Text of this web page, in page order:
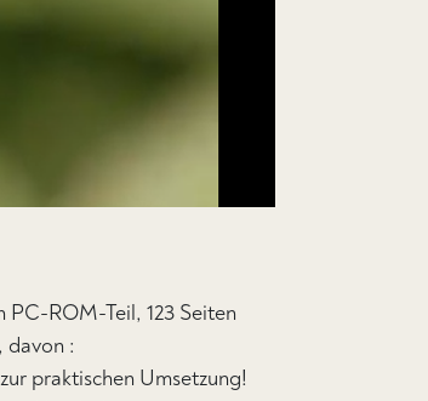
PC-ROM-Teil, 123 Seiten
davon :
praktischen Umsetzung!